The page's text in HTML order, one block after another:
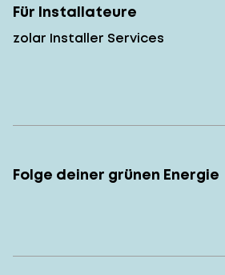
Für Installateure
zolar Installer Services
Folge deiner grünen Energie